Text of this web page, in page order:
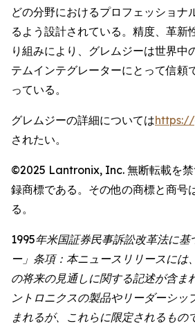
どの分野におけるプロフェッショナ
るよう設計されている。精度、革新
り組みにより、グレムジーは世界中
テムインテグレーターにとって信頼
っている。
グレムジーの詳細については
されたい。
©2025 Lantronix, Inc. 無断転載を
録商標である。その他の商標と商号
る。
1995年米国証券民事訴訟改革法に
ー」条項：本ニュースリリースには
の将来の見通しに関する記述が含ま
ントロニクスの製品やリーダーシッ
まれるが、これらに限定されるもの